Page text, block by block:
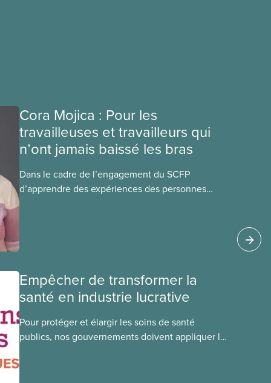
Cora Mojica : Pour les
travailleuses et travailleurs qui
n’ont jamais baissé les bras
Dans le cadre de l’engagement du SCFP
d’apprendre des expériences des personnes
membre du Comité national pour la
justice raciale.
Empêcher de transformer la
santé en industrie lucrative
Pour protéger et élargir les soins de santé
publics, nos gouvernements doivent appliquer la